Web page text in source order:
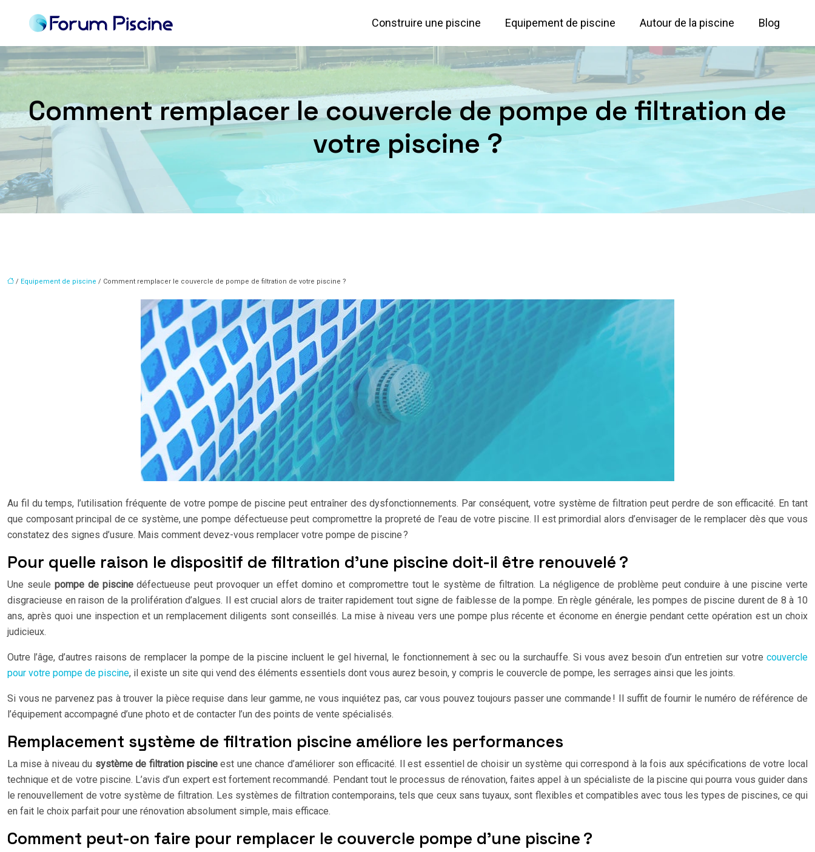
Construire une piscine Equipement de piscine Autour de la piscine Blog
Comment remplacer le couvercle de pompe de filtration de
votre piscine ?
/ Equipement de piscine / Comment remplacer le couvercle de pompe de filtration de votre piscine ?
Au fil du temps, l’utilisation fréquente de votre pompe de piscine peut entraîner des dysfonctionnements. Par conséquent, votre système de filtration peut perdre de son efficacité. En tant
que composant principal de ce système, une pompe défectueuse peut compromettre la propreté de l’eau de votre piscine. Il est primordial alors d’envisager de le remplacer dès que vous
constatez des signes d’usure. Mais comment devez-vous remplacer votre pompe de piscine ?
Pour quelle raison le dispositif de filtration d’une piscine doit-il être renouvelé ?
Une seule pompe de piscinedéfectueuse peut provoquer un effet domino et compromettre tout le système de filtration. La négligence de problème peut conduire à une piscine verte
disgracieuse en raison de la prolifération d’algues. Il est crucial alors de traiter rapidement tout signe de faiblesse de la pompe. En règle générale, les pompes de piscine durent de 8 à 10
ans, après quoi une inspection et un remplacement diligents sont conseillés. La mise à niveau vers une pompe plus récente et économe en énergie pendant cette opération est un choix
judicieux.
Outre l’âge, d’autres raisons de remplacer la pompe de la piscine incluent le gel hivernal, le fonctionnement à sec ou la surchauffe. Si vous avez besoin d’un entretien sur votre couvercle
pour votre pompe de piscine, il existe un site qui vend des éléments essentiels dont vous aurez besoin, y compris le couvercle de pompe, les serrages ainsi que les joints.
Si vous ne parvenez pas à trouver la pièce requise dans leur gamme, ne vous inquiétez pas, car vous pouvez toujours passer une commande ! Il suffit de fournir le numéro de référence de
l’équipement accompagné d’une photo et de contacter l’un des points de vente spécialisés.
Remplacement système de filtration piscine améliore les performances
La mise à niveau du système de filtration piscineest une chance d’améliorer son efficacité. Il est essentiel de choisir un système qui correspond à la fois aux spécifications de votre local
technique et de votre piscine. L’avis d’un expert est fortement recommandé. Pendant tout le processus de rénovation, faites appel à un spécialiste de la piscine qui pourra vous guider dans
le renouvellement de votre système de filtration. Les systèmes de filtration contemporains, tels que ceux sans tuyaux, sont flexibles et compatibles avec tous les types de piscines, ce qui
en fait le choix parfait pour une rénovation absolument simple, mais efficace.
Comment peut-on faire pour remplacer le couvercle pompe d’une piscine ?